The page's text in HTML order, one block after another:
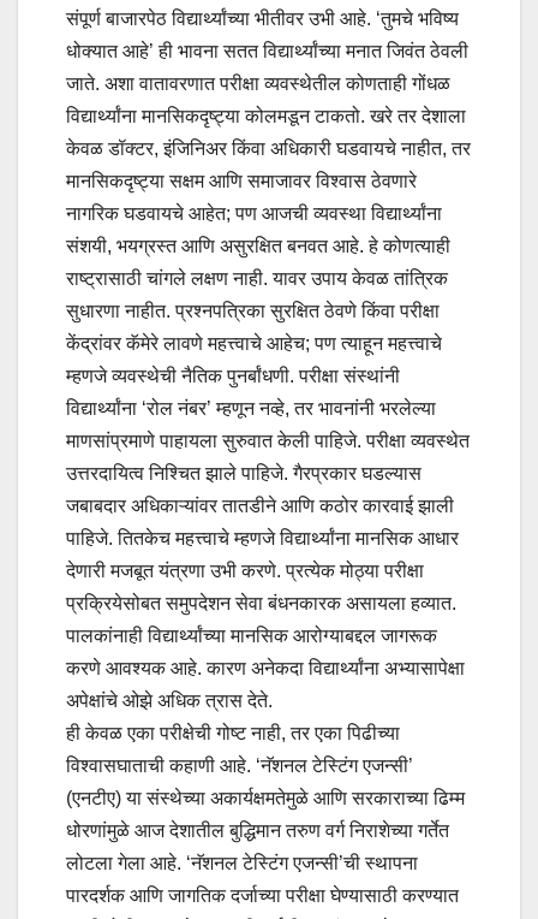
संपूर्ण बाजारपेठ विद्यार्थ्यांच्या भीतीवर उभी आहे. ‌‘तुमचे भविष्य
धोक्यात आहे‌’ ही भावना सतत विद्यार्थ्यांच्या मनात जिवंत ठेवली
जाते. अशा वातावरणात परीक्षा व्यवस्थेतील कोणताही गोंधळ
विद्यार्थ्यांना मानसिकदृष्ट्या कोलमडून टाकतो. खरे तर देशाला
केवळ डॉक्टर, इंजिनिअर किंवा अधिकारी घडवायचे नाहीत, तर
मानसिकदृष्ट्या सक्षम आणि समाजावर विश्वास ठेवणारे
नागरिक घडवायचे आहेत; पण आजची व्यवस्था विद्यार्थ्यांना
संशयी, भयग्रस्त आणि असुरक्षित बनवत आहे. हे कोणत्याही
राष्ट्रासाठी चांगले लक्षण नाही. यावर उपाय केवळ तांत्रिक
सुधारणा नाहीत. प्रश्नपत्रिका सुरक्षित ठेवणे किंवा परीक्षा
केंद्रांवर कॅमेरे लावणे महत्त्वाचे आहेच; पण त्याहून महत्त्वाचे
म्हणजे व्यवस्थेची नैतिक पुनर्बांधणी. परीक्षा संस्थांनी
विद्यार्थ्यांना ‌‘रोल नंबर‌’ म्हणून नव्हे, तर भावनांनी भरलेल्या
माणसांप्रमाणे पाहायला सुरुवात केली पाहिजे. परीक्षा व्यवस्थेत
उत्तरदायित्व निश्चित झाले पाहिजे. गैरप्रकार घडल्यास
जबाबदार अधिकाऱ्यांवर तातडीने आणि कठोर कारवाई झाली
पाहिजे. तितकेच महत्त्वाचे म्हणजे विद्यार्थ्यांना मानसिक आधार
देणारी मजबूत यंत्रणा उभी करणे. प्रत्येक मोठ्या परीक्षा
प्रक्रियेसोबत समुपदेशन सेवा बंधनकारक असायला हव्यात.
पालकांनाही विद्यार्थ्यांच्या मानसिक आरोग्याबद्दल जागरूक
करणे आवश्यक आहे. कारण अनेकदा विद्यार्थ्यांना अभ्यासापेक्षा
अपेक्षांचे ओझे अधिक त्रास देते.
ही केवळ एका परीक्षेची गोष्ट नाही, तर एका पिढीच्या
विश्वासघाताची कहाणी आहे. ‌‘नॅशनल टेस्टिंग एजन्सी‌’
(एनटीए) या संस्थेच्या अकार्यक्षमतेमुळे आणि सरकाराच्या ढिम्म
धोरणांमुळे आज देशातील बुद्धिमान तरुण वर्ग निराशेच्या गर्तेत
लोटला गेला आहे. ‌‘नॅशनल टेस्टिंग एजन्सी‌’ची स्थापना
पारदर्शक आणि जागतिक दर्जाच्या परीक्षा घेण्यासाठी करण्यात